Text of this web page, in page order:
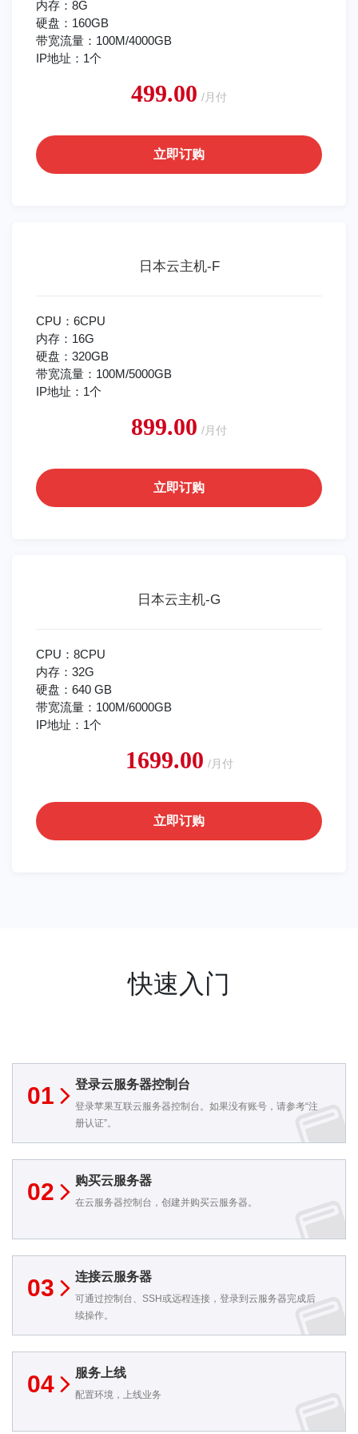
内存：8G
硬盘：160GB
带宽流量：100M/4000GB
IP地址：1个
499.00 /月付
立即订购
日本云主机-F
CPU：6CPU
内存：16G
硬盘：320GB
带宽流量：100M/5000GB
IP地址：1个
899.00 /月付
立即订购
日本云主机-G
CPU：8CPU
内存：32G
硬盘：640 GB
带宽流量：100M/6000GB
IP地址：1个
1699.00 /月付
立即订购
快速入门
登录云服务器控制台
登录苹果互联云服务器控制台。如果没有账号，请参考“注
册认证”。
01
购买云服务器
在云服务器控制台，创建并购买云服务器。
02
连接云服务器
可通过控制台、SSH或远程连接，登录到云服务器完成后
续操作。
03
服务上线
配置环境，上线业务
04